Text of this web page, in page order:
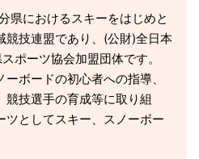
県におけるスキーをはじめと
競技連盟であり、(公財)全日本
ポーツ協会加盟団体です。
ボードの初心者への指導、
競技選手の育成等に取り組
ツとしてスキー、スノーボー